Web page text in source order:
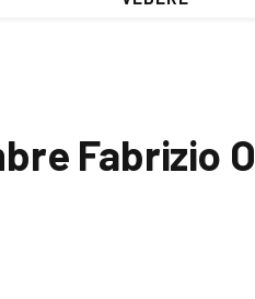
Fabrizio